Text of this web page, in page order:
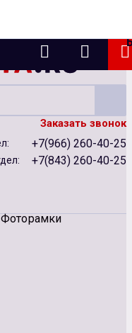
Заказать звонок
+7(966) 260-40-25
+7(843) 260-40-25
Фоторамки